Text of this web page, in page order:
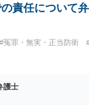
ん。 ＞慰謝料（死
修理代 ＞監視カメ
しょうか？
責任について
#冤罪・無実・正当防衛
護士